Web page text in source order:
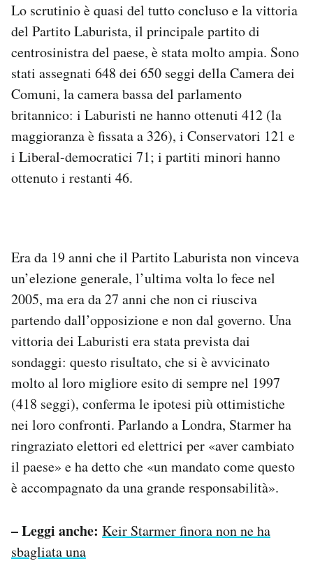
Hai bisogno di aiuto?
Esci
Lo scrutinio è quasi del tutto concluso e la vittoria
del Partito Laburista, il principale partito di
centrosinistra del paese, è stata molto ampia. Sono
stati assegnati 648 dei 650 seggi della Camera dei
Comuni, la camera bassa del parlamento
britannico: i Laburisti ne hanno ottenuti 412 (la
maggioranza è fissata a 326), i Conservatori 121 e
i Liberal-democratici 71; i partiti minori hanno
ottenuto i restanti 46.
Era da 19 anni che il Partito Laburista non vinceva
un’elezione generale, l’ultima volta lo fece nel
2005, ma era da 27 anni che non ci riusciva
partendo dall’opposizione e non dal governo. Una
vittoria dei Laburisti era stata prevista dai
sondaggi: questo risultato, che si è avvicinato
molto al loro migliore esito di sempre nel 1997
(418 seggi), conferma le ipotesi più ottimistiche
nei loro confronti. Parlando a Londra, Starmer ha
ringraziato elettori ed elettrici per «aver cambiato
il paese» e ha detto che «un mandato come questo
è accompagnato da una grande responsabilità».
– Leggi anche: Keir Starmer finora non ne ha
sbagliata una